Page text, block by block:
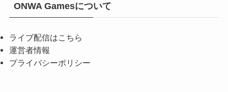
ONWA Gamesについて
ライブ配信はこちら
運営者情報
プライバシーポリシー